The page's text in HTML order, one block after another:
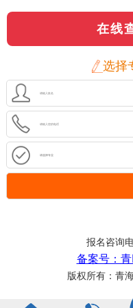
在线
选择
报名咨询
备案号：
版权所有：青